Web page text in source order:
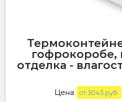
гофрокоробе,
отделка -
Цена от 3043 руб.